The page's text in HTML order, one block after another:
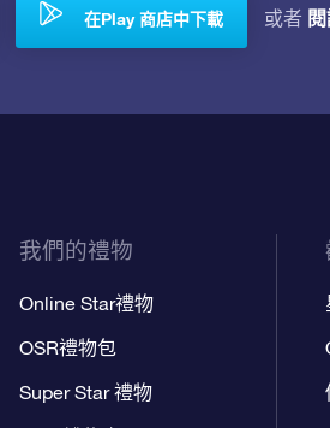
在Play 商店中下載 或者
我們的禮物
Online Star禮物
OSR禮物包
Super Star 禮物